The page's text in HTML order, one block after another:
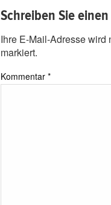
Schreiben Sie
Ihre E-Mail-Adresse wird
markiert.
Kommentar *